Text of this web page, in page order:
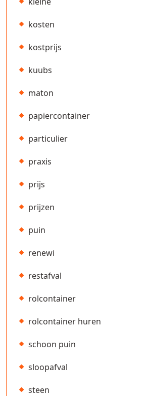
kosten
kostprijs
kuubs
maton
papiercontainer
particulier
praxis
prijs
prijzen
puin
renewi
restafval
rolcontainer
rolcontainer huren
schoon puin
sloopafval
steen